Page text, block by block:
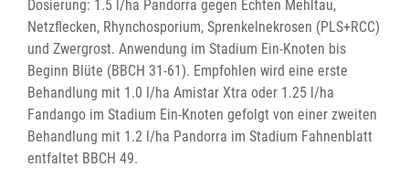
Dosierung: 1.5 l/ha Pandorra gegen Echten Mehltau,
Netzflecken, Rhynchosporium, Sprenkelnekrosen (PLS+RCC)
und Zwergrost. Anwendung im Stadium Ein-Knoten bis
Beginn Blüte (BBCH 31-61). Empfohlen wird eine erste
Behandlung mit 1.0 l/ha Amistar Xtra oder 1.25 l/ha
Fandango im Stadium Ein-Knoten gefolgt von einer zweiten
Behandlung mit 1.2 l/ha Pandorra im Stadium Fahnenblatt
entfaltet BBCH 49.